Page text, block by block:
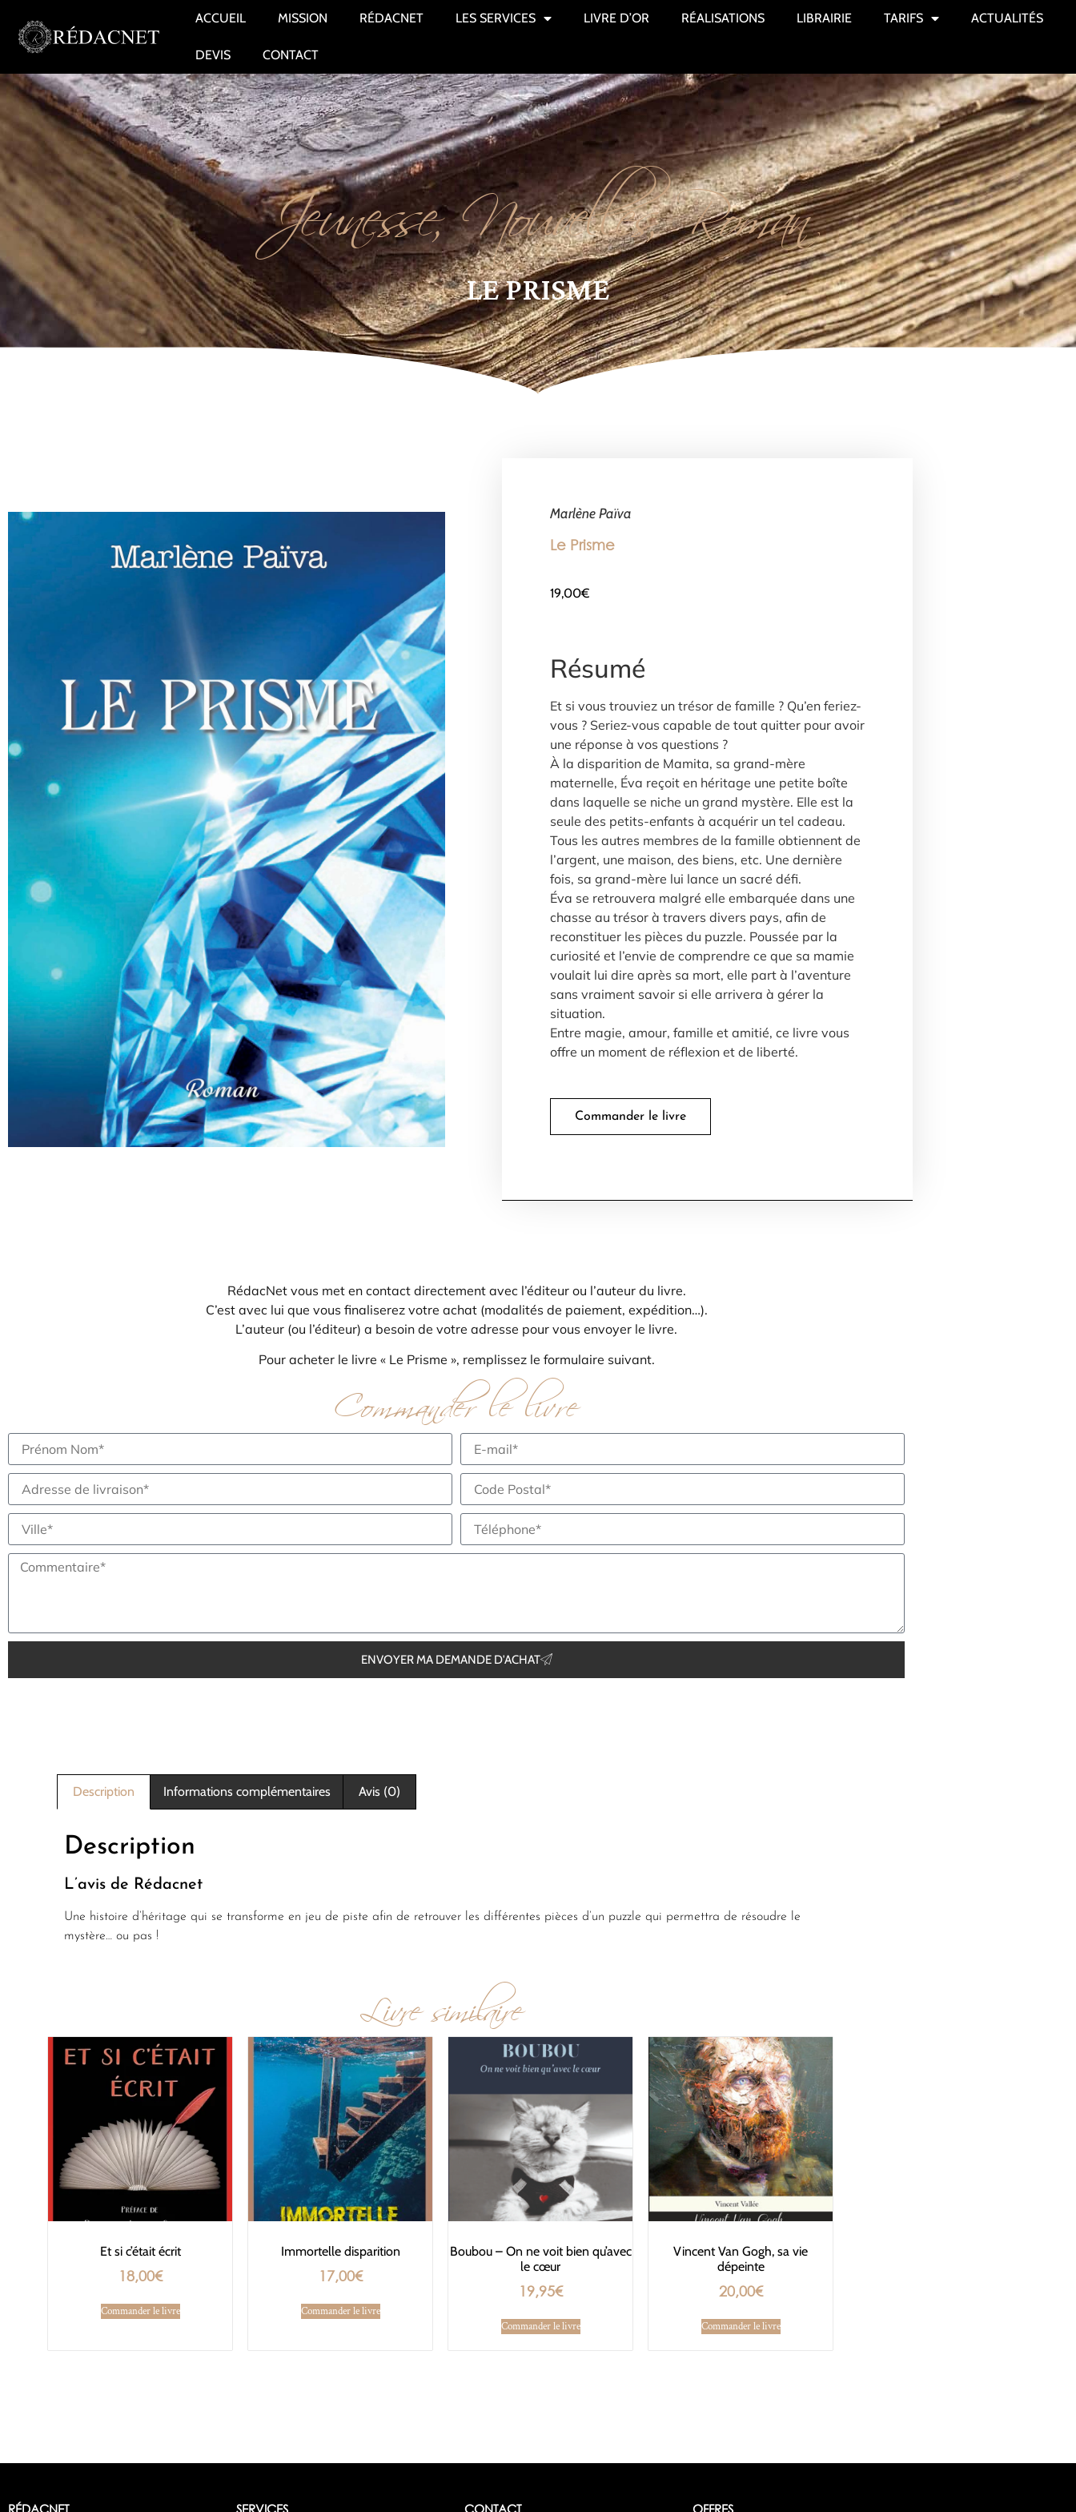
ACCUEIL MISSION RÉDACNET LES SERVICES LIVRE D’OR RÉALISATIONS LIBRAIRIE TARIFS ACTUALITÉS
DEVIS CONTACT
Jeunesse,Nouvelles,Roman
LE PRISME
Marlène Païva
Le Prisme
19,00€
Résumé
Et si vous trouviez un trésor de famille ? Qu’en feriez-
vous ? Seriez-vous capable de tout quitter pour avoir
une réponse à vos questions ?
À la disparition de Mamita, sa grand-mère
maternelle, Éva reçoit en héritage une petite boîte
dans laquelle se niche un grand mystère. Elle est la
seule des petits-enfants à acquérir un tel cadeau.
Tous les autres membres de la famille obtiennent de
l’argent, une maison, des biens, etc. Une dernière
fois, sa grand-mère lui lance un sacré défi.
Éva se retrouvera malgré elle embarquée dans une
chasse au trésor à travers divers pays, afin de
reconstituer les pièces du puzzle. Poussée par la
curiosité et l’envie de comprendre ce que sa mamie
voulait lui dire après sa mort, elle part à l’aventure
sans vraiment savoir si elle arrivera à gérer la
situation.
Entre magie, amour, famille et amitié, ce livre vous
offre un moment de réflexion et de liberté.
Commander le livre
RédacNet vous met en contact directement avec l’éditeur ou l’auteur du livre.
C’est avec lui que vous finaliserez votre achat (modalités de paiement, expédition…).
L’auteur (ou l’éditeur) a besoin de votre adresse pour vous envoyer le livre.
Pour acheter le livre « Le Prisme », remplissez le formulaire suivant.
Commander le livre
ENVOYER MA DEMANDE D'ACHAT
Description Informations complémentaires Avis (0)
Description
L’avis de Rédacnet
Une histoire d’héritage qui se transforme en jeu de piste afin de retrouver les différentes pièces d’un puzzle qui permettra de résoudre le
mystère… ou pas !
Livre similaire
Et si c’était écrit
18,00€
Commander le livre
Immortelle disparition
17,00€
Commander le livre
Boubou – On ne voit bien qu’avec
le cœur
19,95€
Commander le livre
Vincent Van Gogh, sa vie
dépeinte
20,00€
Commander le livre
RÉDACNET SERVICES CONTACT OFFRES